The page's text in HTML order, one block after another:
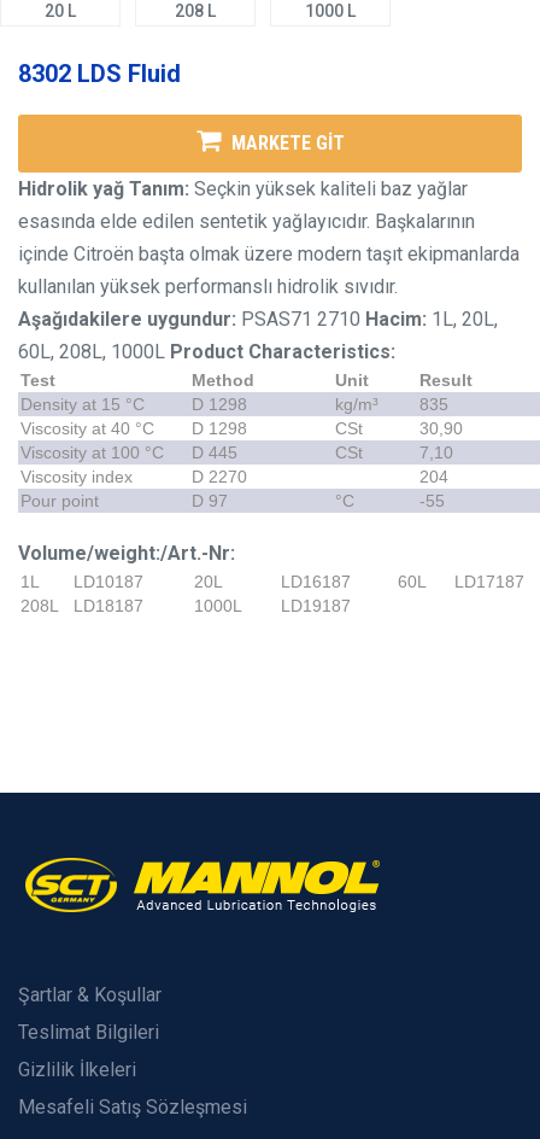
20 L 208 L 1000 L
8302 LDS Fluid
MARKETE GİT
Hidrolik yağ Tanım: Seçkin yüksek kaliteli baz yağlar
esasında elde edilen sentetik yağlayıcıdır. Başkalarının
içinde Citroën başta olmak üzere modern taşıt ekipmanlarda
kullanılan yüksek performanslı hidrolik sıvıdır.
Aşağıdakilere uygundur: PSAS71 2710 Hacim: 1L, 20L,
60L, 208L, 1000L Product Characteristics:
Test Method Unit
Result
Density at 15 °C
D 1298 kg/m³
835
Viscosity at 40 °C
D 1298 CSt
30,90
Viscosity at 100 °C
D 445 CSt
7,10
Viscosity index
D 2270
204
Pour point
D 97 °C -55
Volume/weight:/Art.-Nr:
1L LD10187 20L LD16187 60L
LD17187
208L
LD18187 1000L LD19187
Şartlar & Koşullar
Teslimat Bilgileri
Gizlilik İlkeleri
Mesafeli Satış Sözleşmesi